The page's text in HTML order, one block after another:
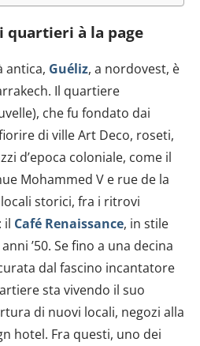
quartieri à la page
antica, Guéliz, a nordovest, è
Il quartiere
che fu fondato dai
di ville Art Deco, roseti,
d’epoca coloniale, come il
Mohammed V e rue de la
storici, fra i ritrovi
il Café Renaissance, in stile
’50. Se fino a una decina
dal fascino incantatore
sta vivendo il suo
di nuovi locali, negozi alla
hotel. Fra questi, uno dei